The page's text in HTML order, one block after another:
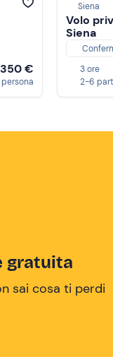
350 €
Siena
Volo
Siena
3 ore
2-6
gratuita
sai cosa ti perdi